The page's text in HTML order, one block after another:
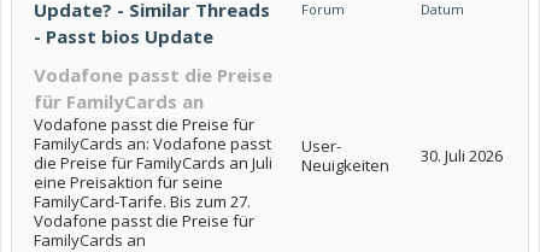
Update? - Similar Threads
- Passt bios Update
Forum Datum
Vodafone passt die Preise
für FamilyCards an
Vodafone passt die Preise für
FamilyCards an: Vodafone passt
die Preise für FamilyCards an Juli
eine Preisaktion für seine
FamilyCard-Tarife. Bis zum 27.
Vodafone passt die Preise für
FamilyCards an
User-
Neuigkeiten
30. Juli 2026